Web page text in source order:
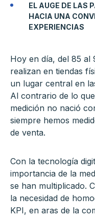
EL AUGE DE LAS
HACIA UNA
EXPERIENCIAS
Hoy en día, del 85 al
realizan en tiendas
un lugar central en
Al contrario de lo
medición no nació
siempre hemos
de venta.
Con la tecnología
importancia de la
se han multiplicado.
la necesidad de
KPI, en aras de la